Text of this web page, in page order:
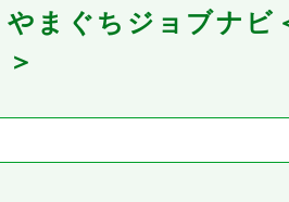
やまぐちジョブナビ
＞